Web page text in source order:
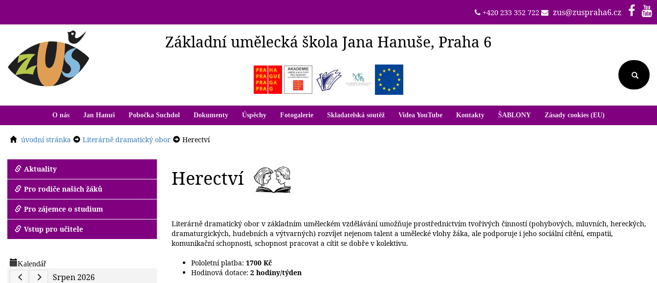
+420 233 352 722 zus@zuspraha6.cz
Základní umělecká škola Jana Hanuše, Praha 6
O nás Jan Hanuš Pobočka Suchdol Dokumenty Úspěchy Fotogalerie Skladatelská soutěž Videa YouTube Kontakty ŠABLONY Zásady cookies (EU)
úvodní stránka Literárně dramatický obor Herectví
Aktuality
Pro rodiče našich žáků
Pro zájemce o studium
Vstup pro učitele
Kalendář
Previous Calendar
Next Calendar
Srpen 2026
Herectví
Literárně dramatický obor v základním uměleckém vzdělávání umožňuje prostřednictvím tvořivých činností (pohybových, mluvních, hereckých,
dramaturgických, hudebních a výtvarných) rozvíjet nejenom talent a umělecké vlohy žáka, ale podporuje i jeho sociální cítění, empatii,
komunikační schopnosti, schopnost pracovat a cítit se dobře v kolektivu.
Pololetní platba: 1700 Kč
Hodinová dotace: 2 hodiny/týden